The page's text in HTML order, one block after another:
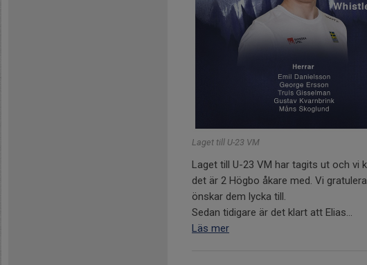
Laget till U-23 VM
Laget till U-23 VM har tagits ut och
det är 2 Högbo åkare med. Vi
önskar dem lycka till.
Sedan tidigare är det klart att Elias...
Läs mer